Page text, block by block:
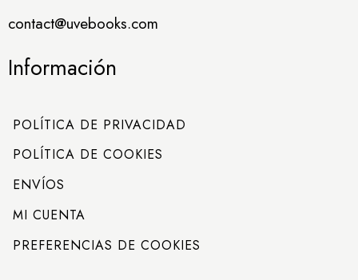
contact@uvebooks.com
Información
POLÍTICA DE PRIVACIDAD
POLÍTICA DE COOKIES
ENVÍOS
MI CUENTA
PREFERENCIAS DE COOKIES